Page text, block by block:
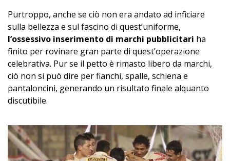
Purtroppo, anche se ciò non era andato ad inficiare
sulla bellezza e sul fascino di quest’uniforme,
l’ossessivo inserimento di marchi pubblicitari ha
finito per rovinare gran parte di quest’operazione
celebrativa. Pur se il petto è rimasto libero da marchi,
ciò non si può dire per fianchi, spalle, schiena e
pantaloncini, generando un risultato finale alquanto
discutibile.